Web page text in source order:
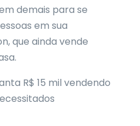
demais para se
em sua
que ainda vende